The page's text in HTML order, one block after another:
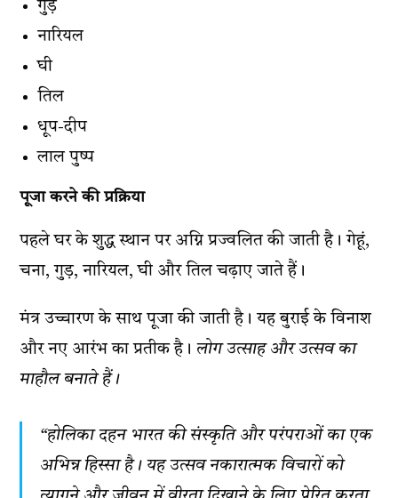
गुड़
नारियल
घी
तिल
धूप-दीप
लाल पुष्प
पूजा करने की प्रक्रिया
पहले घर के शुद्ध स्थान पर अग्नि प्रज्वलित की जाती है। गेहूं,
चना, गुड़, नारियल, घी और तिल चढ़ाए जाते हैं।
मंत्र उच्चारण के साथ पूजा की जाती है। यह बुराई के विनाश
और नए आरंभ का प्रतीक है।लोग उत्साह और उत्सव का
माहौल बनाते हैं।
“होलिका दहन भारत की संस्कृति और परंपराओं का एक
अभिन्न हिस्सा है। यह उत्सव नकारात्मक विचारों को